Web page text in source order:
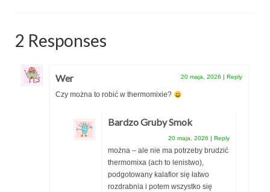
2 Responses
Wer 20 maja, 2026 Reply
Czy można to robić w thermomixie?
Bardzo Gruby Smok
20 maja, 2026 Reply
można – ale nie ma potrzeby brudzić
thermomixa (ach to lenistwo),
podgotowany kalafior się łatwo
rozdrabnia i potem wszystko się